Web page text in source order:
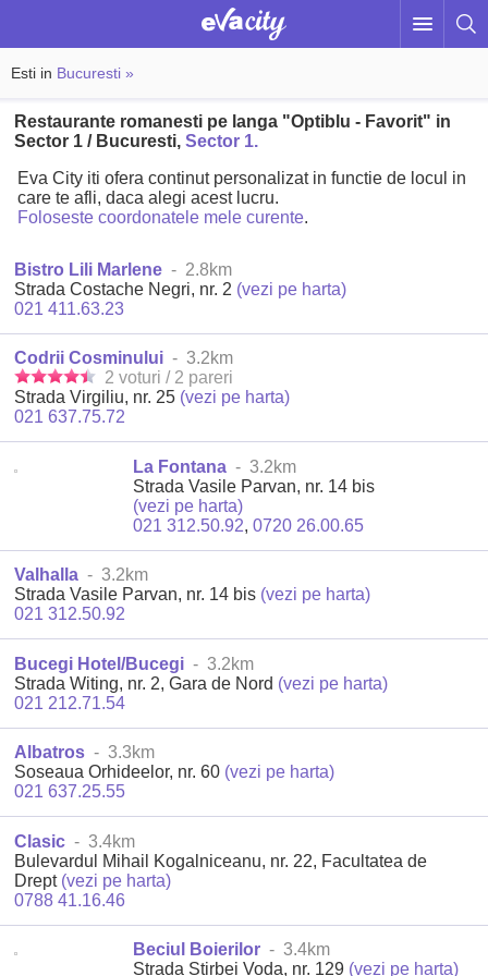
Esti in Bucuresti »
Restaurante romanesti pe langa "Optiblu - Favorit" in
Sector 1 / Bucuresti,Sector 1.
Eva City iti ofera continut personalizat in functie de locul in
care te afli, daca alegi acest lucru.
Foloseste coordonatele mele curente.
Bistro Lili Marlene - 2.8km
Strada Costache Negri, nr. 2 (vezi pe harta)
021 411.63.23
Codrii Cosminului - 3.2km
2 voturi / 2 pareri
Strada Virgiliu, nr. 25 (vezi pe harta)
021 637.75.72
La Fontana - 3.2km
Strada Vasile Parvan, nr. 14 bis
(vezi pe harta)
021 312.50.92,0720 26.00.65
Valhalla - 3.2km
Strada Vasile Parvan, nr. 14 bis (vezi pe harta)
021 312.50.92
Bucegi Hotel/Bucegi - 3.2km
Strada Witing, nr. 2, Gara de Nord (vezi pe harta)
021 212.71.54
Albatros - 3.3km
Soseaua Orhideelor, nr. 60 (vezi pe harta)
021 637.25.55
Clasic - 3.4km
Bulevardul Mihail Kogalniceanu, nr. 22, Facultatea de
Drept (vezi pe harta)
0788 41.16.46
Beciul Boierilor - 3.4km
Strada Stirbei Voda, nr. 129 (vezi pe harta)